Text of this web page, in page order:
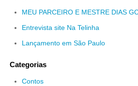
MEU PARCEIRO E MESTRE DIAS
Entrevista site Na Telinha
Lançamento em São Paulo
Categorias
Contos